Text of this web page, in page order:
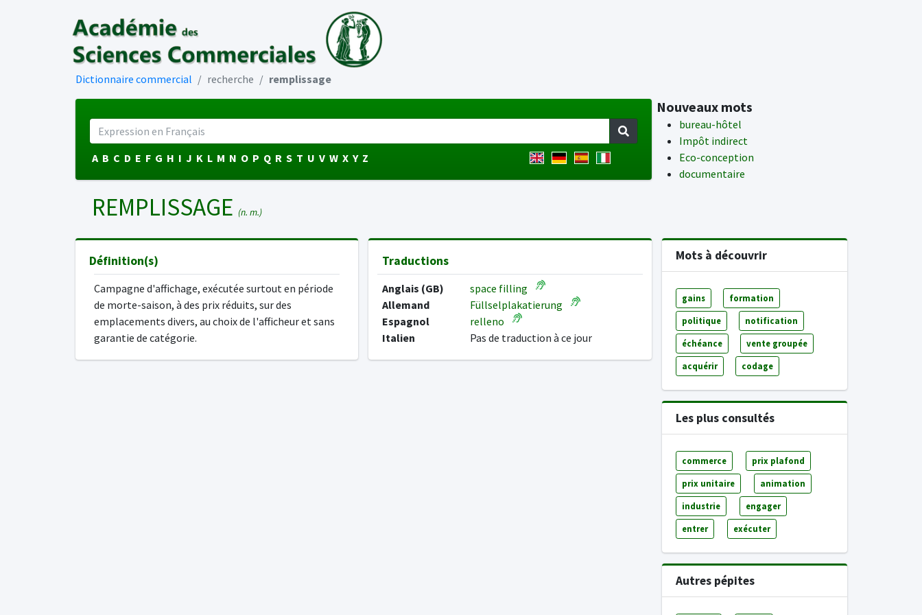
Dictionnaire commercial recherche remplissage
A B C D E F G H I J K L M N O P Q R S T U V W X Y Z
Nouveaux mots
bureau-hôtel
Impôt indirect
Eco-conception
documentaire
REMPLISSAGE (n. m.)
Définition(s)
Campagne d'affichage, exécutée surtout en période
de morte-saison, à des prix réduits, sur des
emplacements divers, au choix de l'afficheur et sans
garantie de catégorie.
Traductions
Anglais (GB)
space filling
Allemand
Füllselplakatierung
Espagnol
relleno
Italien
Pas de traduction à ce jour
Mots à découvrir
gains formation
politique notification
échéance vente groupée
acquérir codage
Les plus consultés
commerce prix plafond
prix unitaire animation
industrie engager
entrer exécuter
Autres pépites